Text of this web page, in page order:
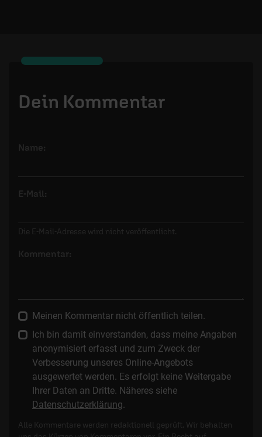
Dein Kommentar
Name:
E-Mail:
Die E-Mail-Adresse wird nicht veröffentlicht.
Kommentar:
Meinen Kommentar nicht öffentlich teilen.
Ich bin damit einverstanden, dass meine Angaben
anonymisiert erfasst und zum Zweck der
Verbesserung unseres Online-Angebots
ausgewertet werden. Es erfolgt keine Weitergabe
Ihrer Daten an Dritte. Näheres siehe
Datenschutzerklärung.
Alle Kommentare werden redaktionell geprüft. Wir behalten